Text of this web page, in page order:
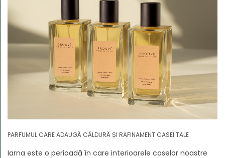
PARFUMUL CARE ADAUGĂ CĂLDURĂ ȘI RAFINAMENT CASEI TALE
Iarna este o perioadă în care interioarele caselor noastre